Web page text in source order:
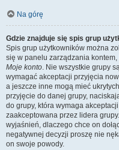
Na górę
Gdzie znajduje się spis grup
Spis grup użytkowników można
się w panelu zarządzania
Moje konto. Nie wszystkie grupy
wymagać akceptacji przyjęcia
a jeszcze inne mogą mieć
przyjęcie do danej grupy,
do grupy, która wymaga
zaakceptowana przez lidera
wyjaśnień, dlaczego chce on
negatywnej decyzji proszę nie
on swoje powody.